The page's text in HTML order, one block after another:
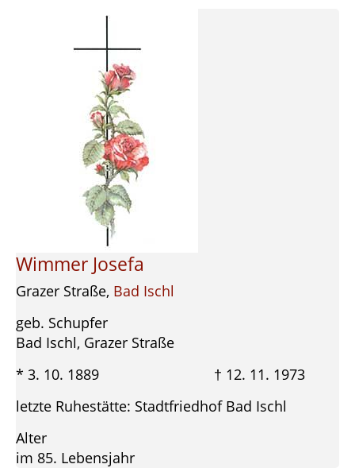
Wimmer Josefa
Grazer Straße, Bad Ischl
geb. Schupfer
Bad Ischl, Grazer Straße
* 3. 10. 1889 † 12. 11. 1973
letzte Ruhestätte: Stadtfriedhof Bad Ischl
Alter
im 85. Lebensjahr